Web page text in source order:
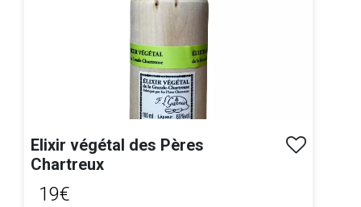
Elixir végétal des Pères
Chartreux
19€